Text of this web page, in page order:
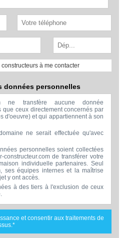
à me contacter
données personnelles
ne transfère aucune donnée
ceux directement concernés par
d'oeuvre) et qui appartiennent à son
ne serait effectuée qu'avec
personnelles soient collectées
de transférer votre
individuelle partenaires. Seul
ses équipes internes et la maîtrise
y ont accès.
à des tiers à l'exclusion de ceux
seront uniquement utilisées par
et la maîtrise d'ouvrage concernée
la qualification et du suivi de mon
pendant une durée de 18 mois
et consentir aux traitements de